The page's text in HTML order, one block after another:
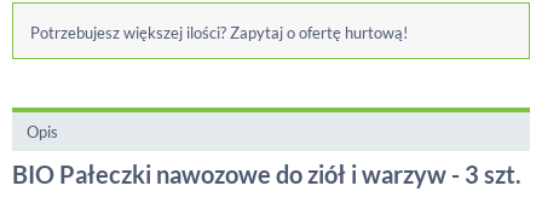
Potrzebujesz większej ilości? Zapytaj o ofertę hurtową!
Opis
BIO Pałeczki nawozowe do ziół i warzyw - 3 szt.